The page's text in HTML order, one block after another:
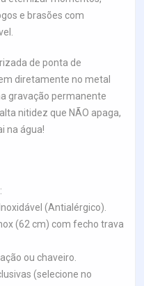
e brasões com
de ponta de
diretamente no metal
gravação permanente
nitidez que NÃO apaga,
na água!
(Antialérgico).
(62 cm) com fecho trava
ou chaveiro.
(selecione no